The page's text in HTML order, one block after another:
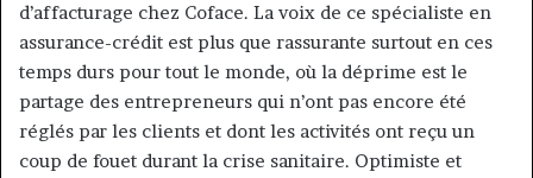
d’affacturage chez Coface. La voix de ce spécialiste en
assurance-crédit est plus que rassurante surtout en ces
temps durs pour tout le monde, où la déprime est le
partage des entrepreneurs qui n’ont pas encore été
réglés par les clients et dont les activités ont reçu un
coup de fouet durant la crise sanitaire. Optimiste et